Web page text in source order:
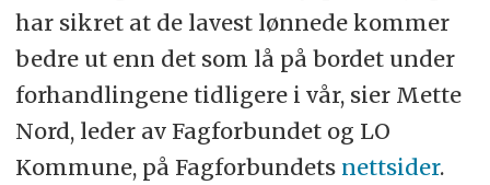
har sikret at de lavest lønnede kommer
bedre ut enn det som lå på bordet under
forhandlingene tidligere i vår, sier Mette
Nord, leder av Fagforbundet og LO
Kommune, på Fagforbundets nettsider.